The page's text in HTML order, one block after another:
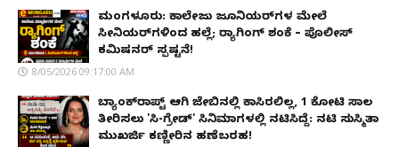
ಮಂಗಳೂರು: ಕಾಲೇಜು ಜೂನಿಯರ್‌ಗಳ ಮೇಲೆ
ಸೀನಿಯರ್‌ಗಳಿಂದ ಹಲ್ಲೆ; ರ‌್ಯಾಗಿಂಗ್ ಶಂಕೆ – ಪೊಲೀಸ್
ಕಮಿಷನರ್ ಸ್ಪಷ್ಟನೆ!
8/05/2026 09:17:00 AM
ಬ್ಯಾಂಕ್‌ರಾಪ್ಟ್‌ ಆಗಿ ಜೇಬಿನಲ್ಲಿ ಕಾಸಿರಲಿಲ್ಲ, ₹1 ಕೋಟಿ ಸಾಲ
ತೀರಿಸಲು 'ಸಿ-ಗ್ರೇಡ್' ಸಿನಿಮಾಗಳಲ್ಲಿ ನಟಿಸಿದ್ದೆ: ನಟಿ ಸುಸ್ಮಿತಾ
ಮುಖರ್ಜಿ ಕಣ್ಣೀರಿನ ಹಣೆಬರಹ!